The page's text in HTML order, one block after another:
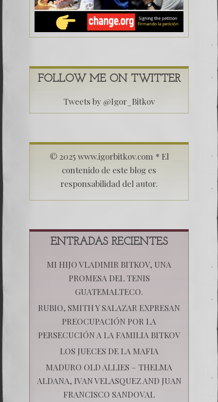
FOLLOW ME ON TWITTER
Tweets by @Igor_Bitkov
© 2025 www.igorbitkov.com * El
contenido de este blog es
responsabilidad del autor.
ENTRADAS RECIENTES
MI HIJO VLADIMIR BITKOV, UNA
PROMESA DEL TENIS
GUATEMALTECO.
RUBIO, SMITH Y SALAZAR EXPRESAN
PREOCUPACIÓN POR LA
PERSECUCIÓN A LA FAMILIA BITKOV
LOS JUECES DE LA MAFIA
MADURO OLD ALLIES – THELMA
ALDANA, IVAN VELASQUEZ AND JUAN
FRANCISCO SANDOVAL